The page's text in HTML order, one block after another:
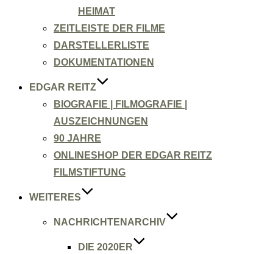
HEIMAT
ZEITLEISTE DER FILME
DARSTELLERLISTE
DOKUMENTATIONEN
EDGAR REITZ
BIOGRAFIE | FILMOGRAFIE |
AUSZEICHNUNGEN
90 JAHRE
ONLINESHOP DER EDGAR REITZ
FILMSTIFTUNG
WEITERES
NACHRICHTENARCHIV
DIE 2020ER